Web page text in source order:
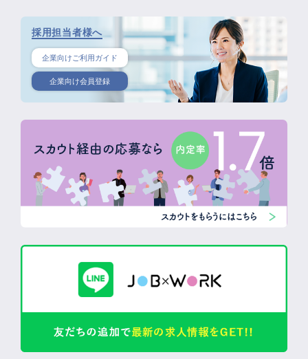
採用担当者様へ
企業向けご利用ガイド
企業向け会員登録